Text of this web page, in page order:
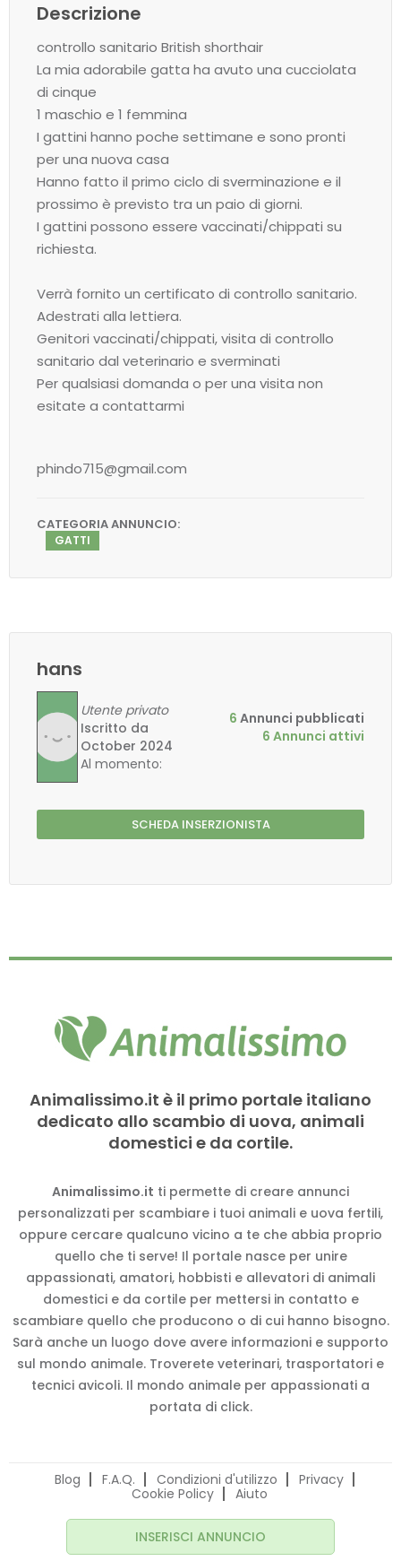
Descrizione
controllo sanitario British shorthair
La mia adorabile gatta ha avuto una cucciolata
di cinque
1 maschio e 1 femmina
I gattini hanno poche settimane e sono pronti
per una nuova casa
Hanno fatto il primo ciclo di sverminazione e il
prossimo è previsto tra un paio di giorni.
I gattini possono essere vaccinati/chippati su
richiesta.
Verrà fornito un certificato di controllo sanitario.
Adestrati alla lettiera.
Genitori vaccinati/chippati, visita di controllo
sanitario dal veterinario e sverminati
Per qualsiasi domanda o per una visita non
esitate a contattarmi
phindo715@gmail.com
CATEGORIA ANNUNCIO:
GATTI
hans
Utente privato
Iscritto da
October 2024
Al momento:
6 Annunci pubblicati
6 Annunci attivi
SCHEDA INSERZIONISTA
Animalissimo.it è il primo portale italiano
dedicato allo scambio di uova, animali
domestici e da cortile.
Animalissimo.it ti permette di creare annunci
personalizzati per scambiare i tuoi animali e uova fertili,
oppure cercare qualcuno vicino a te che abbia proprio
quello che ti serve! Il portale nasce per unire
appassionati, amatori, hobbisti e allevatori di animali
domestici e da cortile per mettersi in contatto e
scambiare quello che producono o di cui hanno bisogno.
Sarà anche un luogo dove avere informazioni e supporto
sul mondo animale. Troverete veterinari, trasportatori e
tecnici avicoli. Il mondo animale per appassionati a
portata di click.
Blog F.A.Q. Condizioni d'utilizzo
Privacy
Cookie Policy
Aiuto
INSERISCI ANNUNCIO